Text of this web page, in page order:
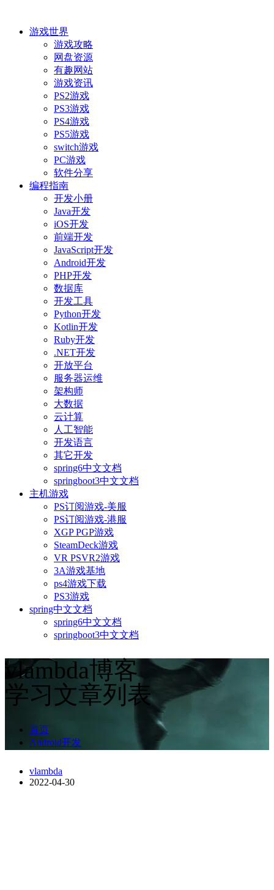
游戏世界
游戏攻略
网盘资源
有趣网站
游戏资讯
PS2游戏
PS3游戏
PS4游戏
PS5游戏
switch游戏
PC游戏
软件分享
编程指南
开发小册
Java开发
iOS开发
前端开发
JavaScript开发
Android开发
PHP开发
数据库
开发工具
Python开发
Kotlin开发
Ruby开发
.NET开发
开放平台
服务器运维
架构师
大数据
云计算
人工智能
开发语言
其它开发
spring6中文文档
springboot3中文文档
主机游戏
PS订阅游戏-美服
PS订阅游戏-港服
XGP PGP游戏
SteamDeck游戏
VR PSVR2游戏
3A游戏基地
ps4游戏下载
PS3游戏
spring中文文档
spring6中文文档
springboot3中文文档
vlambda博客
学习文章列表
首页
Android开发
vlambda
2022-04-30